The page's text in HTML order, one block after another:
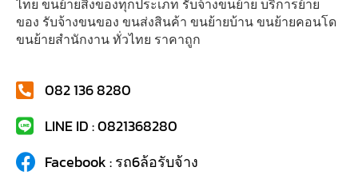
ไทย ขนย้ายสิ่งของทุกประเภท รับจ้างขนย้าย บริการย้าย
ของ รับจ้างขนของ ขนส่งสินค้า ขนย้ายบ้าน ขนย้ายคอนโด
ขนย้ายสำนักงาน ทั่วไทย ราคาถูก
082 136 8280
LINE ID : 0821368280
Facebook : รถ6ล้อรับจ้าง